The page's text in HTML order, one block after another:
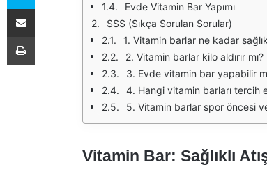
Evde Vitamin Bar Yapımı
SSS (Sıkça Sorulan Sorular)
1. Vitamin barlar ne kadar
2. Vitamin barlar kilo aldırır mı?
3. Evde vitamin bar yapabilir
4. Hangi vitamin barları tercih
5. Vitamin barlar spor öncesi
Vitamin Bar: Sağlıklı
E-Posta ile paylaş